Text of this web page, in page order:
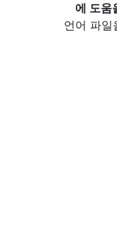
에 도움
언어 파일